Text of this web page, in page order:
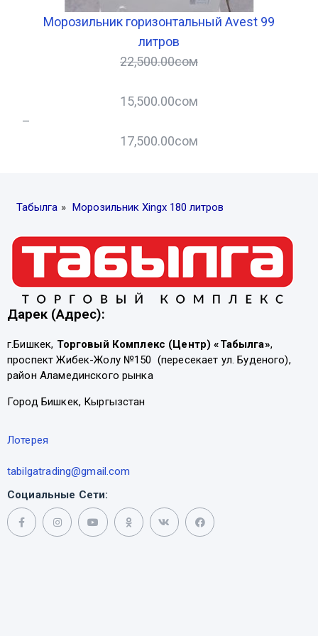
Морозильник горизонтальный Avest 99
литров
22,500.00сом
15,500.00сом
–
17,500.00сом
Табылга » Морозильник Xingx 180 литров
Дарек (Адрес):
г.Бишкек, Торговый Комплекс (Центр) «Табылга»,
проспект Жибек-Жолу №150 (пересекает ул. Буденого),
район Аламединского рынка
Город Бишкек, Кыргызстан
Лотерея
tabilgatrading@gmail.com
Социальные Сети: